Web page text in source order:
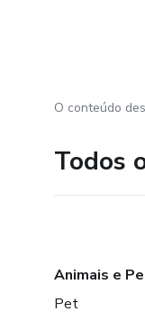
O conteúdo
Todos
Animais e
Pet